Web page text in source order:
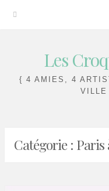
Les
{ 4 AMIES, 4
VILLE
Catégorie : Paris